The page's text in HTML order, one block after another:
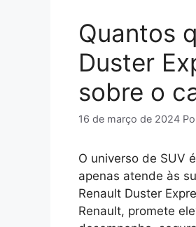
Quantos
Duster
sobre o
16 de março de 2024
O universo de SUV
apenas atende às
Renault Duster
Renault, promete